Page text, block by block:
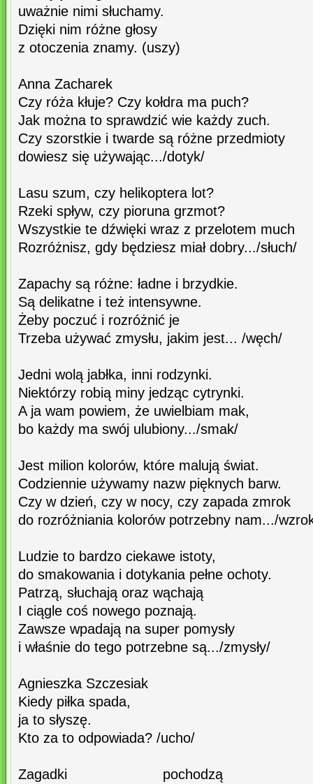
uważnie nimi słuchamy.
Dzięki nim różne głosy
z otoczenia znamy. (uszy)
Anna Zacharek
Czy róża kłuje? Czy kołdra ma puch?
Jak można to sprawdzić wie każdy zuch.
Czy szorstkie i twarde są różne przedmioty
dowiesz się używając.../dotyk/
Lasu szum, czy helikoptera lot?
Rzeki spływ, czy pioruna grzmot?
Wszystkie te dźwięki wraz z przelotem much
Rozróżnisz, gdy będziesz miał dobry.../słuch/
Zapachy są różne: ładne i brzydkie.
Są delikatne i też intensywne.
Żeby poczuć i rozróżnić je
Trzeba używać zmysłu, jakim jest... /węch/
Jedni wolą jabłka, inni rodzynki.
Niektórzy robią miny jedząc cytrynki.
A ja wam powiem, że uwielbiam mak,
bo każdy ma swój ulubiony.../smak/
Jest milion kolorów, które malują świat.
Codziennie używamy nazw pięknych barw.
Czy w dzień, czy w nocy, czy zapada zmrok
do rozróżniania kolorów potrzebny nam.../
Ludzie to bardzo ciekawe istoty,
do smakowania i dotykania pełne ochoty.
Patrzą, słuchają oraz wąchają
I ciągle coś nowego poznają.
Zawsze wpadają na super pomysły
i właśnie do tego potrzebne są.../zmysły/
Agnieszka Szczesiak
Kiedy piłka spada,
ja to słyszę.
Kto za to odpowiada? /ucho/
Zagadki